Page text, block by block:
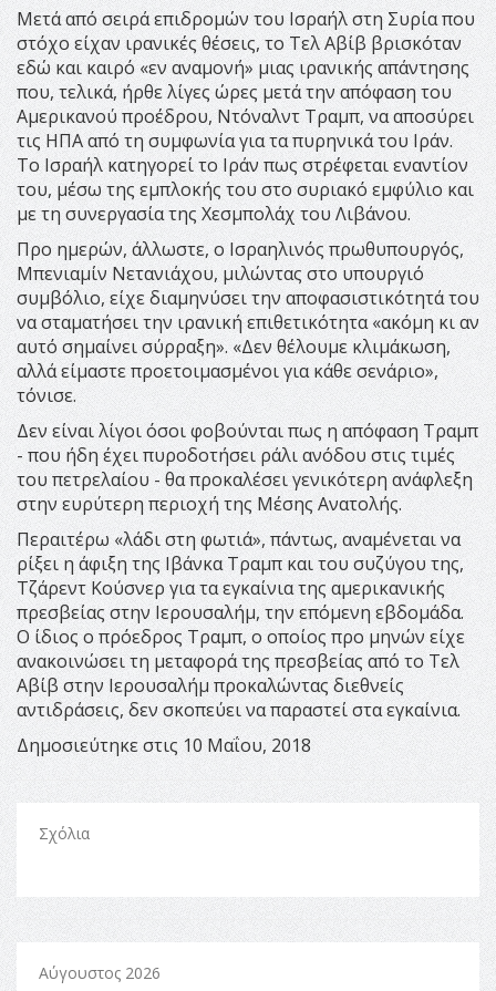
Mετά από σειρά επιδρομών του Ισραήλ στη Συρία που
στόχο είχαν ιρανικές θέσεις, το Τελ Αβίβ βρισκόταν
εδώ και καιρό «εν αναμονή» μιας ιρανικής απάντησης
που, τελικά, ήρθε λίγες ώρες μετά την απόφαση του
Αμερικανού προέδρου, Ντόναλντ Τραμπ, να αποσύρει
τις ΗΠΑ από τη συμφωνία για τα πυρηνικά του Ιράν.
Το Ισραήλ κατηγορεί το Ιράν πως στρέφεται εναντίον
του, μέσω της εμπλοκής του στο συριακό εμφύλιο και
με τη συνεργασία της Χεσμπολάχ του Λιβάνου.
Προ ημερών, άλλωστε, ο Ισραηλινός πρωθυπουργός,
Μπενιαμίν Νετανιάχου, μιλώντας στο υπουργιό
συμβόλιο, είχε διαμηνύσει την αποφασιστικότητά του
να σταματήσει την ιρανική επιθετικότητα «ακόμη κι αν
αυτό σημαίνει σύρραξη». «Δεν θέλουμε κλιμάκωση,
αλλά είμαστε προετοιμασμένοι για κάθε σενάριο»,
τόνισε.
Δεν είναι λίγοι όσοι φοβούνται πως η απόφαση Τραμπ
- που ήδη έχει πυροδοτήσει ράλι ανόδου στις τιμές
του πετρελαίου - θα προκαλέσει γενικότερη ανάφλεξη
στην ευρύτερη περιοχή της Μέσης Ανατολής.
Περαιτέρω «λάδι στη φωτιά», πάντως, αναμένεται να
ρίξει η άφιξη της Ιβάνκα Τραμπ και του συζύγου της,
Τζάρεντ Κούσνερ για τα εγκαίνια της αμερικανικής
πρεσβείας στην Ιερουσαλήμ, την επόμενη εβδομάδα.
Ο ίδιος ο πρόεδρος Τραμπ, ο οποίος προ μηνών είχε
ανακοινώσει τη μεταφορά της πρεσβείας από το Τελ
Αβίβ στην Ιερουσαλήμ προκαλώντας διεθνείς
αντιδράσεις, δεν σκοπεύει να παραστεί στα εγκαίνια.
Δημοσιεύτηκε στις 10 Μαΐου, 2018
Σχόλια
Αύγουστος 2026